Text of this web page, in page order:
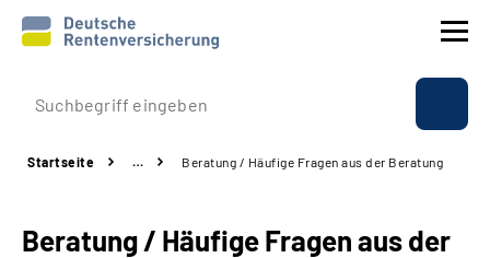
Prävention
Rente
Startseite … Beratung / Häufige Fragen aus der Beratung
Beratung / Häufige Fragen aus der